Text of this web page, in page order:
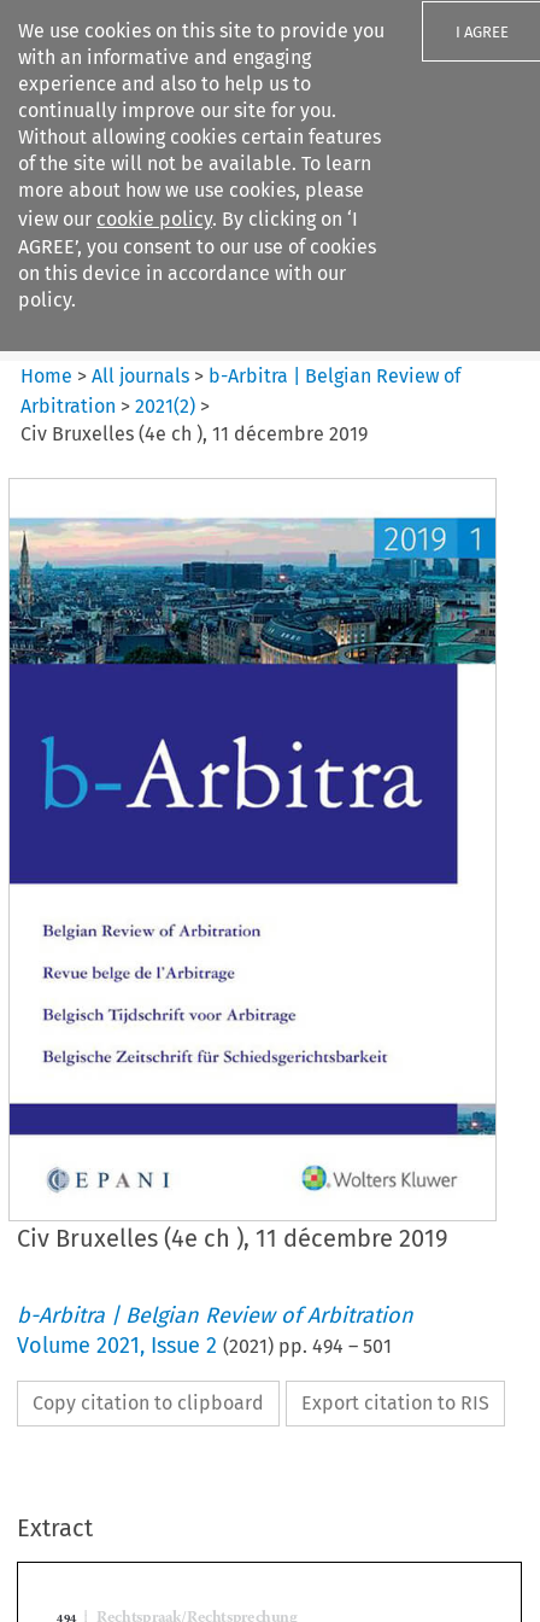
We use cookies on this site to provide you
with an informative and engaging
experience and also to help us to
continually improve our site for you.
Without allowing cookies certain features
of the site will not be available. To learn
more about how we use cookies, please
view our cookie policy. By clicking on ‘I
AGREE’, you consent to our use of cookies
on this device in accordance with our
policy.
I AGREE
Search filters
b-Arbitra %7C Belgian Review
of Arbitrat...
Home >All journals > b-Arbitra | Belgian Review of
Arbitration >2021(2) >
Civ Bruxelles (4e ch ), 11 décembre 2019
Civ Bruxelles (4e ch ), 11 décembre 2019
b-Arbitra | Belgian Review of Arbitration
Volume2021, Issue 2 (2021) pp.494 –501
Copy citation to clipboard Export citation to RIS
Extract
Rechtspraak/Rechtsprechung
494